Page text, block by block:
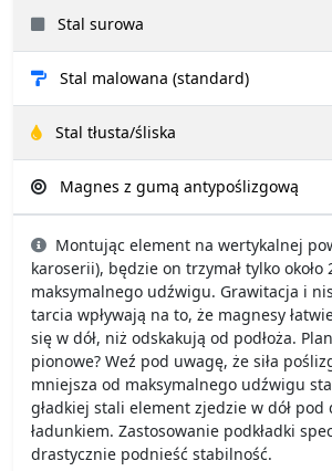
Stal surowa
Stal malowana (standard)
Stal tłusta/śliska
Magnes z gumą antypoślizgową
Montując element na wertykalnej
karoserii), będzie on trzymał tylko około
maksymalnego udźwigu. Grawitacja i
tarcia wpływają na to, że magnesy
się w dół, niż odskakują od podłoża.
pionowe? Weź pod uwagę, że siła
mniejsza od maksymalnego udźwigu
gładkiej stali element zjedzie w dół pod
ładunkiem. Zastosowanie podkładki
drastycznie podnieść stabilność.